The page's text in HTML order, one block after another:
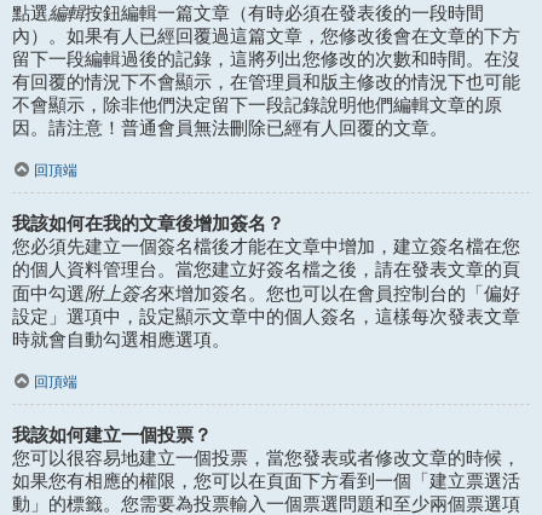
點選編輯按鈕編輯一篇文章（有時必須在發表後的一段時間
內）。如果有人已經回覆過這篇文章，您修改後會在文章的下方
留下一段編輯過後的記錄，這將列出您修改的次數和時間。在沒
有回覆的情況下不會顯示，在管理員和版主修改的情況下也可能
不會顯示，除非他們決定留下一段記錄說明他們編輯文章的原
因。請注意！普通會員無法刪除已經有人回覆的文章。
回頂端
我該如何在我的文章後增加簽名？
您必須先建立一個簽名檔後才能在文章中增加，建立簽名檔在您
的個人資料管理台。當您建立好簽名檔之後，請在發表文章的頁
面中勾選附上簽名來增加簽名。您也可以在會員控制台的「偏好
設定」選項中，設定顯示文章中的個人簽名，這樣每次發表文章
時就會自動勾選相應選項。
回頂端
我該如何建立一個投票？
您可以很容易地建立一個投票，當您發表或者修改文章的時候，
如果您有相應的權限，您可以在頁面下方看到一個「建立票選活
動」的標籤。您需要為投票輸入一個票選問題和至少兩個票選項